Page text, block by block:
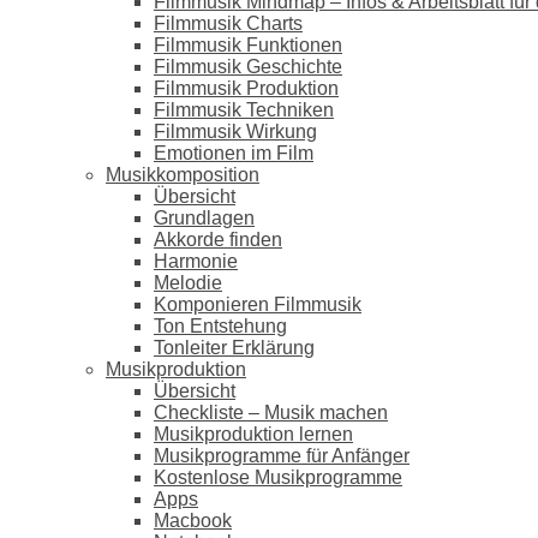
Filmmusik Charts
Filmmusik Funktionen
Filmmusik Geschichte
Filmmusik Produktion
Filmmusik Techniken
Filmmusik Wirkung
Emotionen im Film
Musikkomposition
Übersicht
Grundlagen
Akkorde finden
Harmonie
Melodie
Komponieren Filmmusik
Ton Entstehung
Tonleiter Erklärung
Musikproduktion
Übersicht
Checkliste – Musik machen
Musikproduktion lernen
Musikprogramme für Anfänger
Kostenlose Musikprogramme
Apps
Macbook